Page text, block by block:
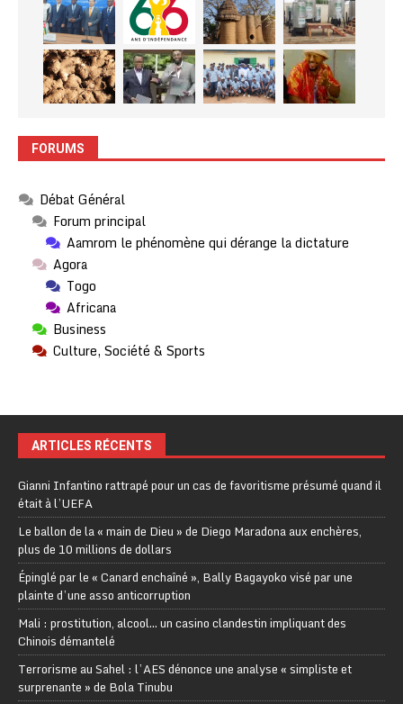
FORUMS
Débat Général
Forum principal
Aamrom le phénomène qui dérange la dictature
Agora
Togo
Africana
Business
Culture, Société & Sports
ARTICLES RÉCENTS
Gianni Infantino rattrapé pour un cas de favoritisme présumé quand il
était à l’UEFA
Le ballon de la « main de Dieu » de Diego Maradona aux enchères,
plus de 10 millions de dollars
Épinglé par le « Canard enchaîné », Bally Bagayoko visé par une
plainte d’une asso anticorruption
Mali : prostitution, alcool… un casino clandestin impliquant des
Chinois démantelé
Terrorisme au Sahel : l’AES dénonce une analyse « simpliste et
surprenante » de Bola Tinubu